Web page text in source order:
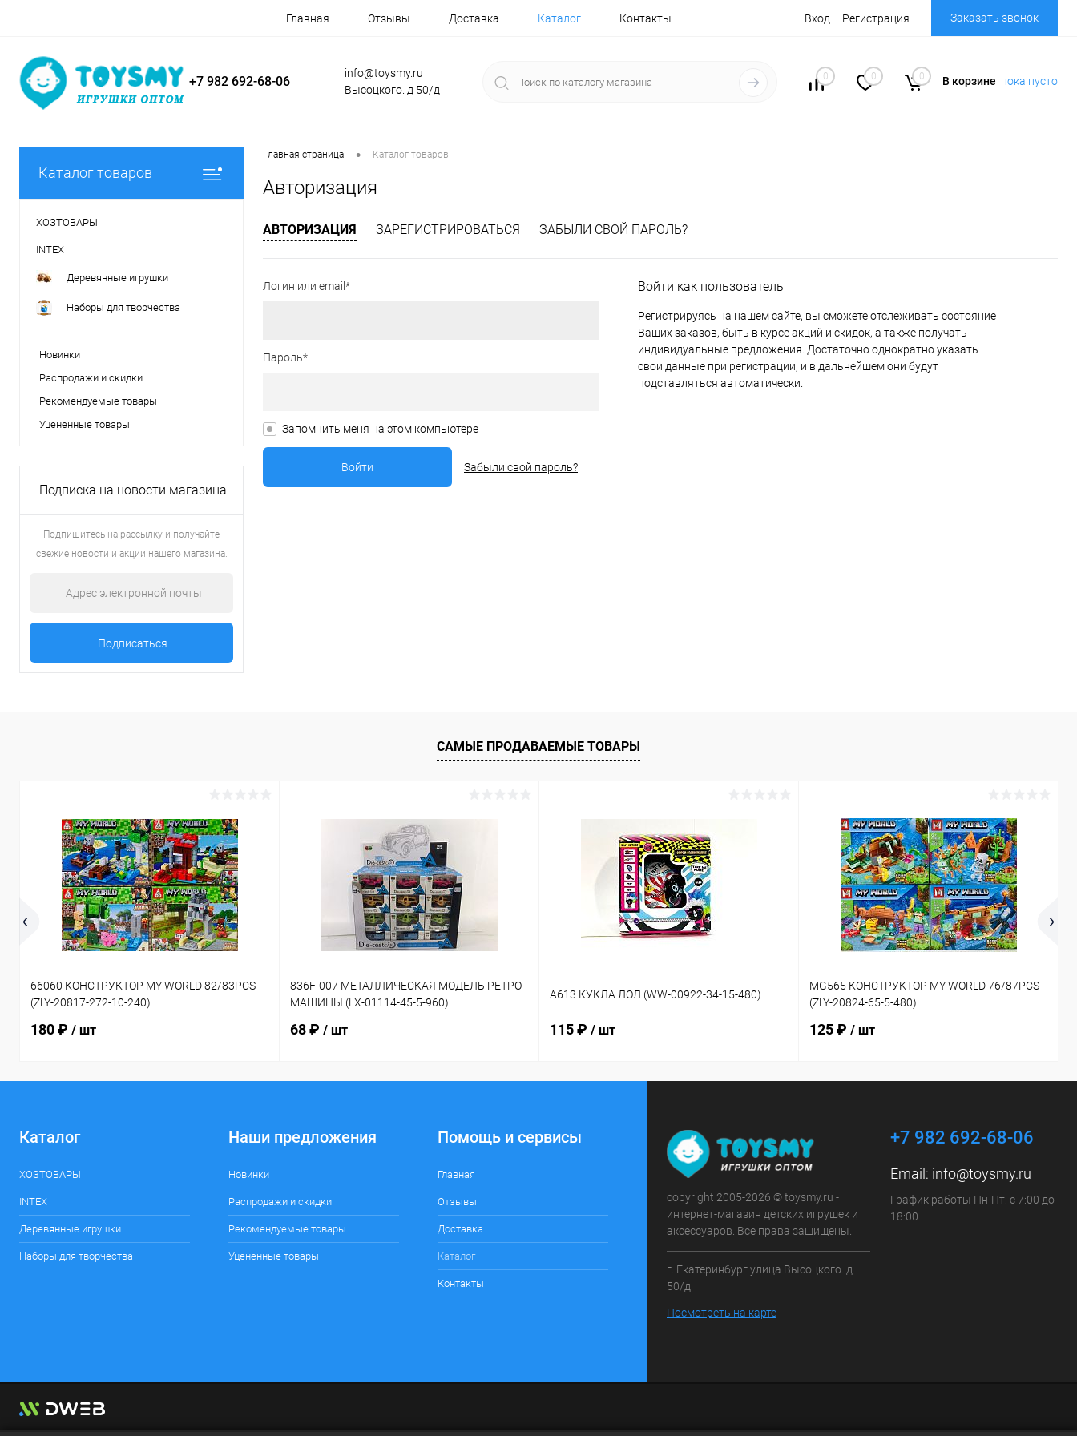
Главная Отзывы Доставка Каталог Контакты Вход Регистрация Заказать звонок
+7 982 692-68-06
info@toysmy.ru
Высоцкого. д 50/д
0 0 0 В корзине пока пусто
Каталог товаров
ХОЗТОВАРЫ
INTEX
Деревянные игрушки
Наборы для творчества
Новинки
Распродажи и скидки
Рекомендуемые товары
Уцененные товары
Подписка на новости магазина
Подпишитесь на рассылку и получайте
свежие новости и акции нашего магазина.
Главная страница • Каталог товаров
Авторизация
АВТОРИЗАЦИЯ ЗАРЕГИСТРИРОВАТЬСЯ ЗАБЫЛИ СВОЙ ПАРОЛЬ?
Логин или email*
Пароль*
Запомнить меня на этом компьютере
Забыли свой пароль?
Войти как пользователь
Регистрируясь на нашем сайте, вы сможете отслеживать состояние
Ваших заказов, быть в курсе акций и скидок, а также получать
индивидуальные предложения. Достаточно однократно указать
свои данные при регистрации, и в дальнейшем они будут
подставляться автоматически.
САМЫЕ ПРОДАВАЕМЫЕ ТОВАРЫ
66060 КОНСТРУКТОР MY WORLD 82/83PCS
(ZLY-20817-272-10-240)
180 ₽ / шт
836F-007 МЕТАЛЛИЧЕСКАЯ МОДЕЛЬ РЕТРО
МАШИНЫ (LX-01114-45-5-960)
68 ₽ / шт
A613 КУКЛА ЛОЛ (WW-00922-34-15-480)
115 ₽ / шт
MG565 КОНСТРУКТОР MY WORLD 76/87PCS
(ZLY-20824-65-5-480)
125 ₽ / шт
Каталог
ХОЗТОВАРЫ
INTEX
Деревянные игрушки
Наборы для творчества
Наши предложения
Новинки
Распродажи и скидки
Рекомендуемые товары
Уцененные товары
Помощь и сервисы
Главная
Отзывы
Доставка
Каталог
Контакты
copyright 2005-2026 © toysmy.ru -
интернет-магазин детских игрушек и
аксессуаров. Все права защищены.
г. Екатеринбург улица Высоцкого. д
50/д
Посмотреть на карте
+7 982 692-68-06
Email: info@toysmy.ru
График работы Пн-Пт: с 7:00 до
18:00